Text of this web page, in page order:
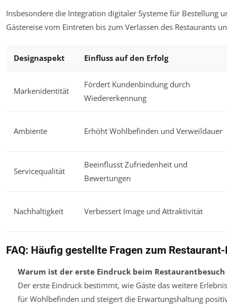
Insbesondere die Integration digitaler Systeme für Bestellung
Gästereise vom Eintreten bis zum Verlassen des Restaurants
Designaspekt Einfluss auf den Erfolg
Markenidentität
Fördert Kundenbindung durch
Wiedererkennung
Ambiente Erhöht Wohlbefinden und Verweildauer
Servicequalität
Beeinflusst Zufriedenheit und
Bewertungen
Nachhaltigkeit Verbessert Image und Attraktivität
FAQ: Häufig gestellte Fragen zum
Warum ist der erste Eindruck beim Restaurantbesuch
Der erste Eindruck bestimmt, wie Gäste das weitere
für Wohlbefinden und steigert die Erwartungshaltung